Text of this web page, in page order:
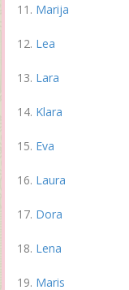
Marija
Lea
Lara
Klara
Eva
Laura
Dora
Lena
Maris